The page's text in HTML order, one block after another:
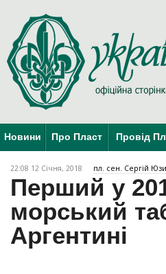
Новини Про Пласт Провід
22:08 12 Січня, 2018 пл. сен. Сергій
Перший у
морський
Аргентині